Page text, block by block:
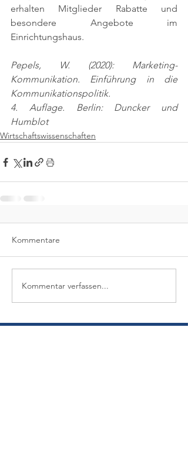
erhalten Mitglieder Rabatte und
besondere Angebote im
Einrichtungshaus.
Pepels, W. (2020): Marketing-
Kommunikation. Einführung in die
Kommunikationspolitik.
4. Auflage. Berlin: Duncker und
Humblot
Wirtschaftswissenschaften
Kommentare
Kommentar verfassen...